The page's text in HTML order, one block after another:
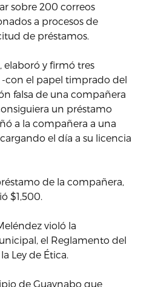
sobre 200 correos
a procesos de
de préstamos.
elaboró y firmó tres
con el papel timprado del
falsa de una compañera
un préstamo
a la compañera a una
el día a su licencia
de la compañera,
$1,500.
violó la
el Reglamento del
Ley de Ética.
de Guaynabo que